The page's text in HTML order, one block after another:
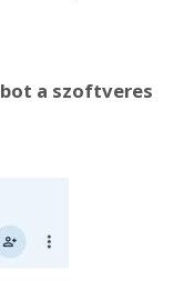
a szoftveres